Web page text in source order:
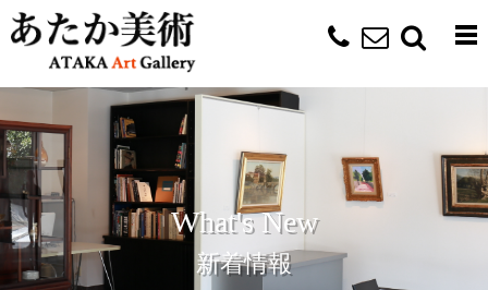
What's New
新着情報